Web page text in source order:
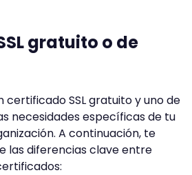
gratuito o de
certificado SSL gratuito y uno de
necesidades específicas de tu
A continuación, te
las diferencias clave entre